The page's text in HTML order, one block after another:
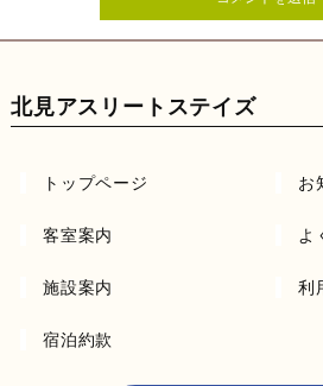
北見アスリートステイズ
トップページ お
客室案内 よ
施設案内 利
宿泊約款